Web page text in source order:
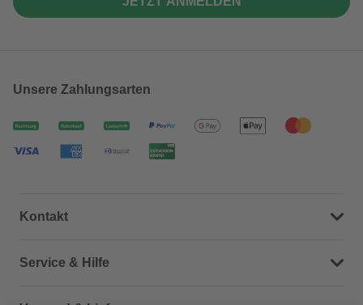
Unsere Zahlungsarten
Kontakt
Dein Kontakt zu uns
Service & Hilfe